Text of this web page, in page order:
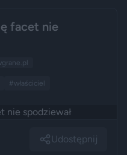
facet nie
#właściciel
Udostępnij